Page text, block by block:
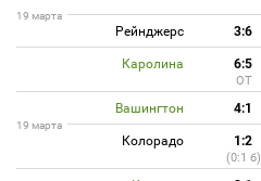
19 марта
Рейнджерс 3:6
Каролина 6:5
ОТ
Вашингтон 4:1
19 марта
Колорадо 1:2
(0:1 б)